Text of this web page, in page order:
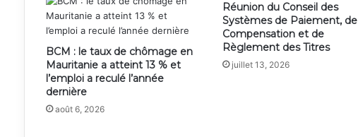
BCM : le taux de chômage en
Mauritanie a atteint 13 % et
l’emploi a reculé l’année
dernière
août 6, 2026
Réunion du Conseil des
Systèmes de Paiement, de
Compensation et de
Règlement des Titres
juillet 13, 2026